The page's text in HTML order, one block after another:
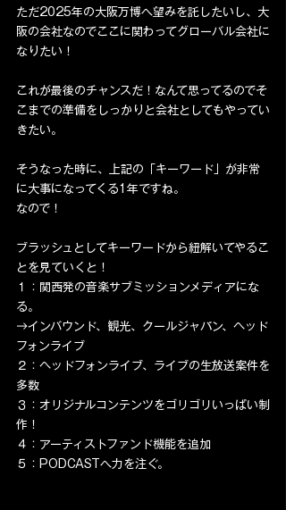
ただ2025年の大阪万博へ望みを託したいし、大
阪の会社なのでここに関わってグローバル会社に
なりたい！
これが最後のチャンスだ！なんて思ってるのでそ
こまでの準備をしっかりと会社としてもやってい
きたい。
そうなった時に、上記の「キーワード」が非常
に大事になってくる1年ですね。
なので！
ブラッシュとしてキーワードから紐解いてやるこ
とを見ていくと！
１：関西発の音楽サブミッションメディアにな
る。
→インバウンド、観光、クールジャパン、ヘッド
フォンライブ
２：ヘッドフォンライブ、ライブの生放送案件を
多数
３：オリジナルコンテンツをゴリゴリいっぱい制
作！
４：アーティストファンド機能を追加
５：PODCASTへ力を注ぐ。